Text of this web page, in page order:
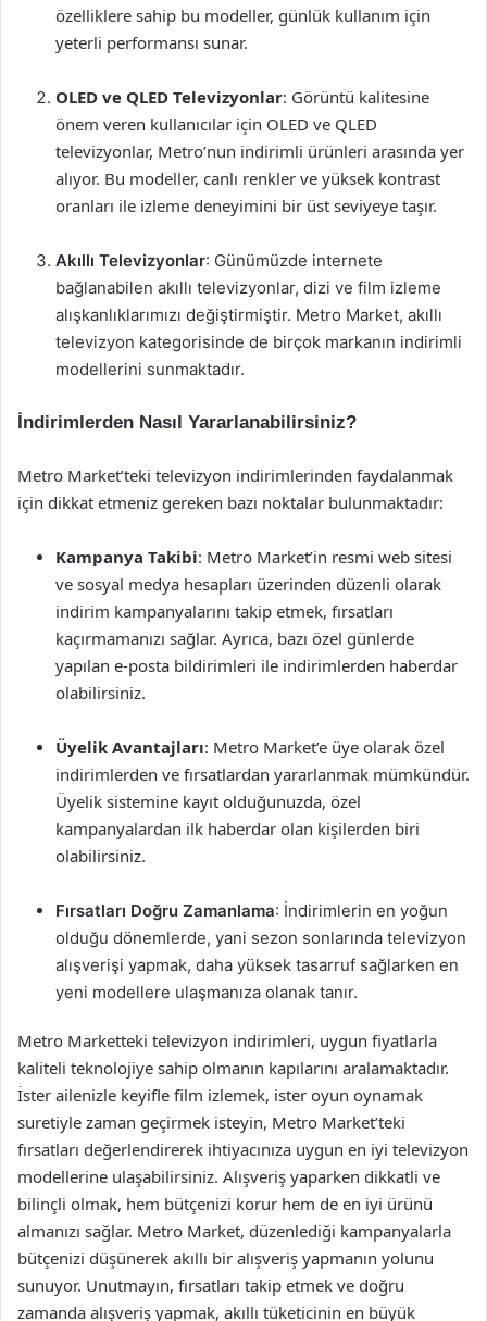
özelliklere sahip bu modeller, günlük kullanım için
yeterli performansı sunar.
OLED ve QLED Televizyonlar: Görüntü kalitesine
önem veren kullanıcılar için OLED ve QLED
televizyonlar, Metro’nun indirimli ürünleri arasında yer
alıyor. Bu modeller, canlı renkler ve yüksek kontrast
oranları ile izleme deneyimini bir üst seviyeye taşır.
Akıllı Televizyonlar: Günümüzde internete
bağlanabilen akıllı televizyonlar, dizi ve film izleme
alışkanlıklarımızı değiştirmiştir. Metro Market, akıllı
televizyon kategorisinde de birçok markanın indirimli
modellerini sunmaktadır.
İndirimlerden Nasıl Yararlanabilirsiniz?
Metro Market’teki televizyon indirimlerinden faydalanmak
için dikkat etmeniz gereken bazı noktalar bulunmaktadır:
Kampanya Takibi: Metro Market’in resmi web sitesi
ve sosyal medya hesapları üzerinden düzenli olarak
indirim kampanyalarını takip etmek, fırsatları
kaçırmamanızı sağlar. Ayrıca, bazı özel günlerde
yapılan e-posta bildirimleri ile indirimlerden haberdar
olabilirsiniz.
Üyelik Avantajları: Metro Market’e üye olarak özel
indirimlerden ve fırsatlardan yararlanmak mümkündür.
Üyelik sistemine kayıt olduğunuzda, özel
kampanyalardan ilk haberdar olan kişilerden biri
olabilirsiniz.
Fırsatları Doğru Zamanlama: İndirimlerin en yoğun
olduğu dönemlerde, yani sezon sonlarında televizyon
alışverişi yapmak, daha yüksek tasarruf sağlarken en
yeni modellere ulaşmanıza olanak tanır.
Metro Marketteki televizyon indirimleri, uygun fiyatlarla
kaliteli teknolojiye sahip olmanın kapılarını aralamaktadır.
İster ailenizle keyifle film izlemek, ister oyun oynamak
suretiyle zaman geçirmek isteyin, Metro Market’teki
fırsatları değerlendirerek ihtiyacınıza uygun en iyi televizyon
modellerine ulaşabilirsiniz. Alışveriş yaparken dikkatli ve
bilinçli olmak, hem bütçenizi korur hem de en iyi ürünü
almanızı sağlar. Metro Market, düzenlediği kampanyalarla
bütçenizi düşünerek akıllı bir alışveriş yapmanın yolunu
sunuyor. Unutmayın, fırsatları takip etmek ve doğru
zamanda alışveriş yapmak, akıllı tüketicinin en büyük